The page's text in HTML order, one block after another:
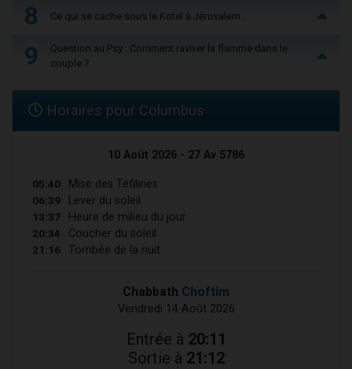
8 Ce qui se cache sous le Kotel à Jérusalem...
9
Question au Psy : Comment raviver la flamme dans le
couple ?
Horaires pour Columbus
10 Août 2026 - 27 Av 5786
05:40 Mise des Téfilines
06:39 Lever du soleil
13:37 Heure de milieu du jour
20:34 Coucher du soleil
21:16 Tombée de la nuit
Chabbath Choftim
Vendredi 14 Août 2026
Entrée à 20:11
Sortie à 21:12